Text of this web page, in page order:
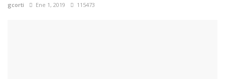
gcorti Ene 1, 2019 115473